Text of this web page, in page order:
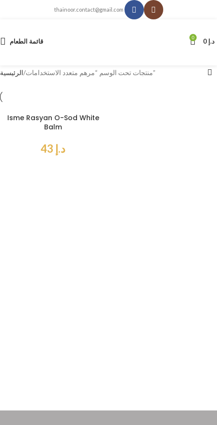
thainoor.contact@gmail.com
قائمة الطعام 0 د.إ
الرئيسية منتجات تحت الوسم “مرهم متعدد الاستخدامات”
Isme Rasyan O-Sod White
Balm
د.إ